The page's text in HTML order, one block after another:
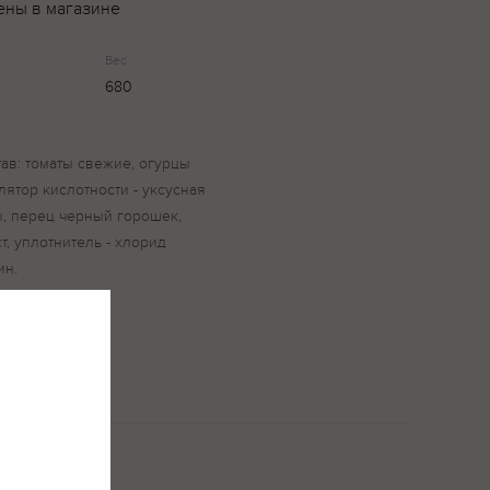
в магазине
Вес
680
томаты свежие, огурцы
кислотности - уксусная
перец черный горошек,
уплотнитель - хлорид